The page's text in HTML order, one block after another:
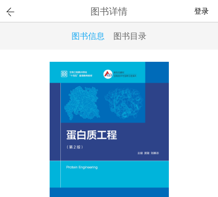
图书详情 登录
图书信息 图书目录